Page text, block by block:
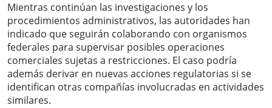
Mientras continúan las investigaciones y los
procedimientos administrativos, las autoridades han
indicado que seguirán colaborando con organismos
federales para supervisar posibles operaciones
comerciales sujetas a restricciones. El caso podría
además derivar en nuevas acciones regulatorias si se
identifican otras compañías involucradas en actividades
similares.